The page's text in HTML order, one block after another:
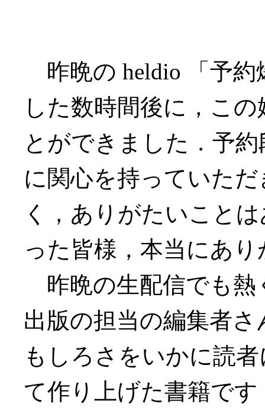
昨晩の heldio 「予約
した数時間後に，こ
とができました．予
に関心を持っていた
く，ありがたいこと
った皆様，本当にあ
昨晩の生配信でも熱
出版の担当の編集者
もしろさをいかに読
て作り上げた書籍で